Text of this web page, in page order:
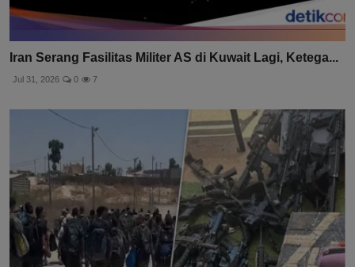
Iran Serang Fasilitas Militer AS di Kuwait Lagi, Ketega...
Jul 31, 2026 0 7